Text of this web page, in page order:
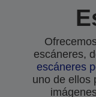
escáneres,
escáneres
uno de ellos